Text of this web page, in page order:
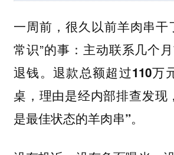
一周前，很久以前羊肉串干
常识”的事： 主动联系几个
退钱。退款总额超过110万
桌，理由是经内部排查发现
是最佳状态的羊肉串”。